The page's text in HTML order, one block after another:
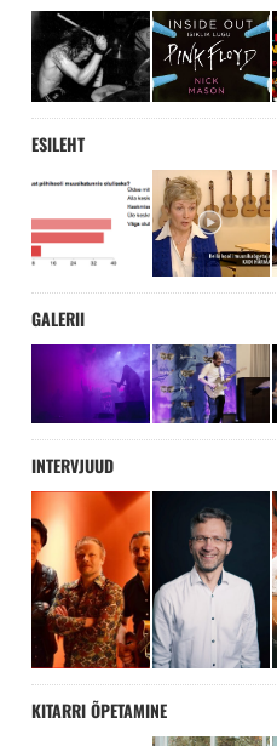
ESILEHT
GALERII
INTERVJUUD
KITARRI ÕPETAMINE